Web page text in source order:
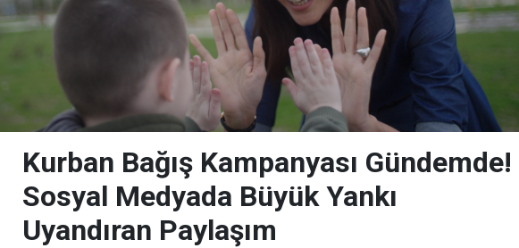
Kurban Bağış Kampanyası Gündemde!
Sosyal Medyada Büyük Yankı
Uyandıran Paylaşım